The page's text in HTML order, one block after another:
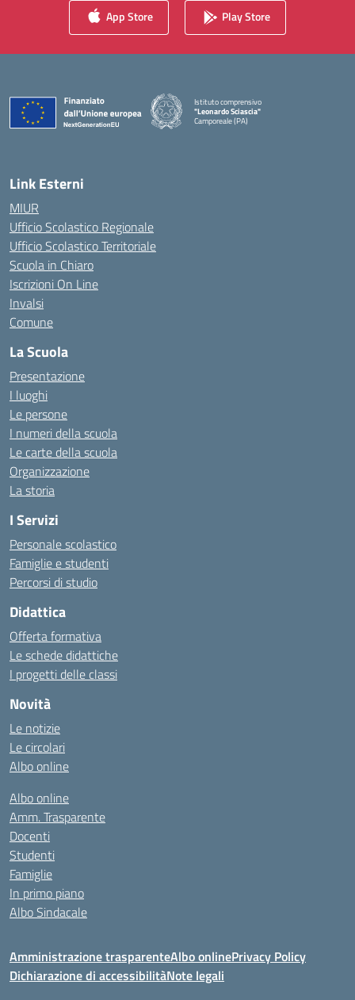
App Store Play Store
Istituto comprensivo
"Leonardo Sciascia"
Camporeale (PA)
— Visita la pagina iniziale della scuola
Link Esterni
MIUR
Ufficio Scolastico Regionale
Ufficio Scolastico Territoriale
Scuola in Chiaro
Iscrizioni On Line
Invalsi
Comune
La Scuola
Presentazione
I luoghi
Le persone
I numeri della scuola
Le carte della scuola
Organizzazione
La storia
I Servizi
Personale scolastico
Famiglie e studenti
Percorsi di studio
Didattica
Offerta formativa
Le schede didattiche
I progetti delle classi
Novità
Le notizie
Le circolari
Albo online
Albo online
Amm. Trasparente
Docenti
Studenti
Famiglie
In primo piano
Albo Sindacale
Amministrazione trasparenteAlbo onlinePrivacy Policy
Dichiarazione di accessibilitàNote legali